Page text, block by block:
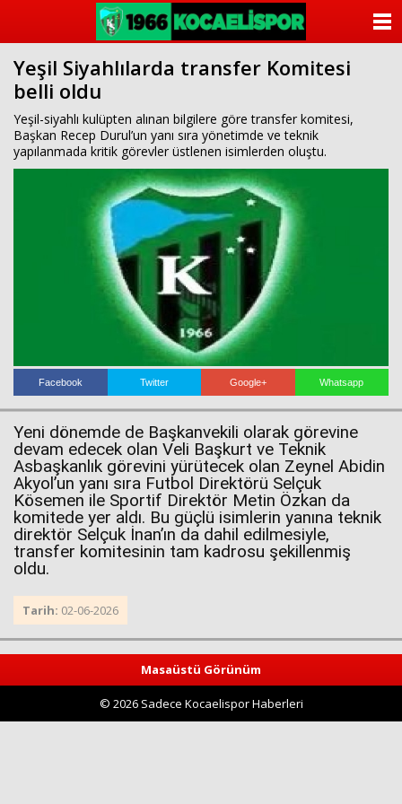
Yeşil Siyahlılarda transfer Komitesi
belli oldu
Yeşil-siyahlı kulüpten alınan bilgilere göre transfer komitesi,
Başkan Recep Durul’un yanı sıra yönetimde ve teknik
yapılanmada kritik görevler üstlenen isimlerden oluştu.
Facebook Twitter Google+ Whatsapp
Yeni dönemde de Başkanvekili olarak görevine
devam edecek olan Veli Başkurt ve Teknik
Asbaşkanlık görevini yürütecek olan Zeynel Abidin
Akyol’un yanı sıra Futbol Direktörü Selçuk
Kösemen ile Sportif Direktör Metin Özkan da
komitede yer aldı. Bu güçlü isimlerin yanına teknik
direktör Selçuk İnan’ın da dahil edilmesiyle,
transfer komitesinin tam kadrosu şekillenmiş
oldu.
Tarih: 02-06-2026
Masaüstü Görünüm
© 2026 Sadece Kocaelispor Haberleri
ANASAYFA
KATEGORİLER
ANKETLER
FOTO GALERİ
VİDEO GALERİ
KÜNYE